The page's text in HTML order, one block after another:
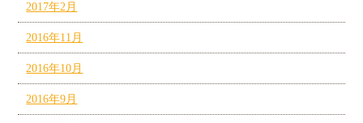
2017年2月
2016年11月
2016年10月
2016年9月